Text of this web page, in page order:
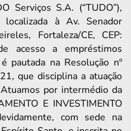
Serviços S.A. (“TUDO”),
localizada à Av. Senador
Fortaleza/CE, CEP:
acesso a empréstimos
pautada na Resolução nº
que disciplina a atuação
por intermédio da
E INVESTIMENTO
com sede na